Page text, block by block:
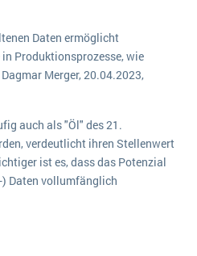
Daten ermöglicht
Produktionsprozesse, wie
Merger, 20.04.2023,
auch als "Öl" des 21.
verdeutlicht ihren Stellenwert
ist es, dass das Potenzial
Daten vollumfänglich